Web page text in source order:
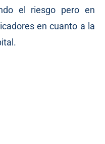
el riesgo pero en
en cuanto a la